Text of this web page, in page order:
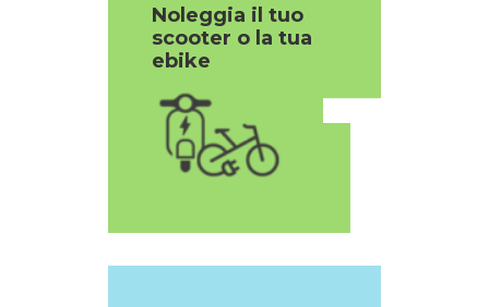
1
Noleggia il tuo
scooter o la tua
ebike